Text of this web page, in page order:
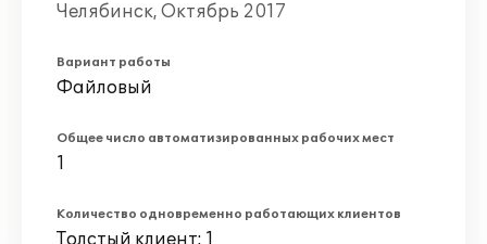
Челябинск, Октябрь 2017
Вариант работы
Файловый
Общее число автоматизированных рабочих мест
1
Количество одновременно работающих клиентов
Толстый клиент: 1